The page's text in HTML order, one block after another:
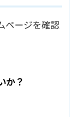
ページを確認
か？